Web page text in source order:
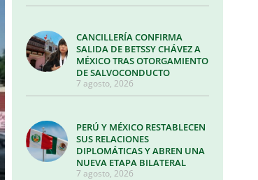
CANCILLERÍA CONFIRMA
SALIDA DE BETSSY CHÁVEZ A
MÉXICO TRAS OTORGAMIENTO
DE SALVOCONDUCTO
7 agosto, 2026
PERÚ Y MÉXICO RESTABLECEN
SUS RELACIONES
DIPLOMÁTICAS Y ABREN UNA
NUEVA ETAPA BILATERAL
7 agosto, 2026